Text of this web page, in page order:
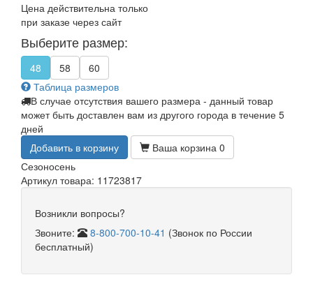
Цена действительна только
при заказе через сайт
Выберите размер:
48 58
60
Таблица размеров
В случае отсутствия вашего размера - данный товар
может быть доставлен вам из другого города в течение 5
дней
Добавить в корзину
Ваша корзина 0
Сезоносень
Артикул товара: 11723817
Возникли вопросы?
Звоните:
8-800-700-10-41 (Звонок по России
бесплатный)